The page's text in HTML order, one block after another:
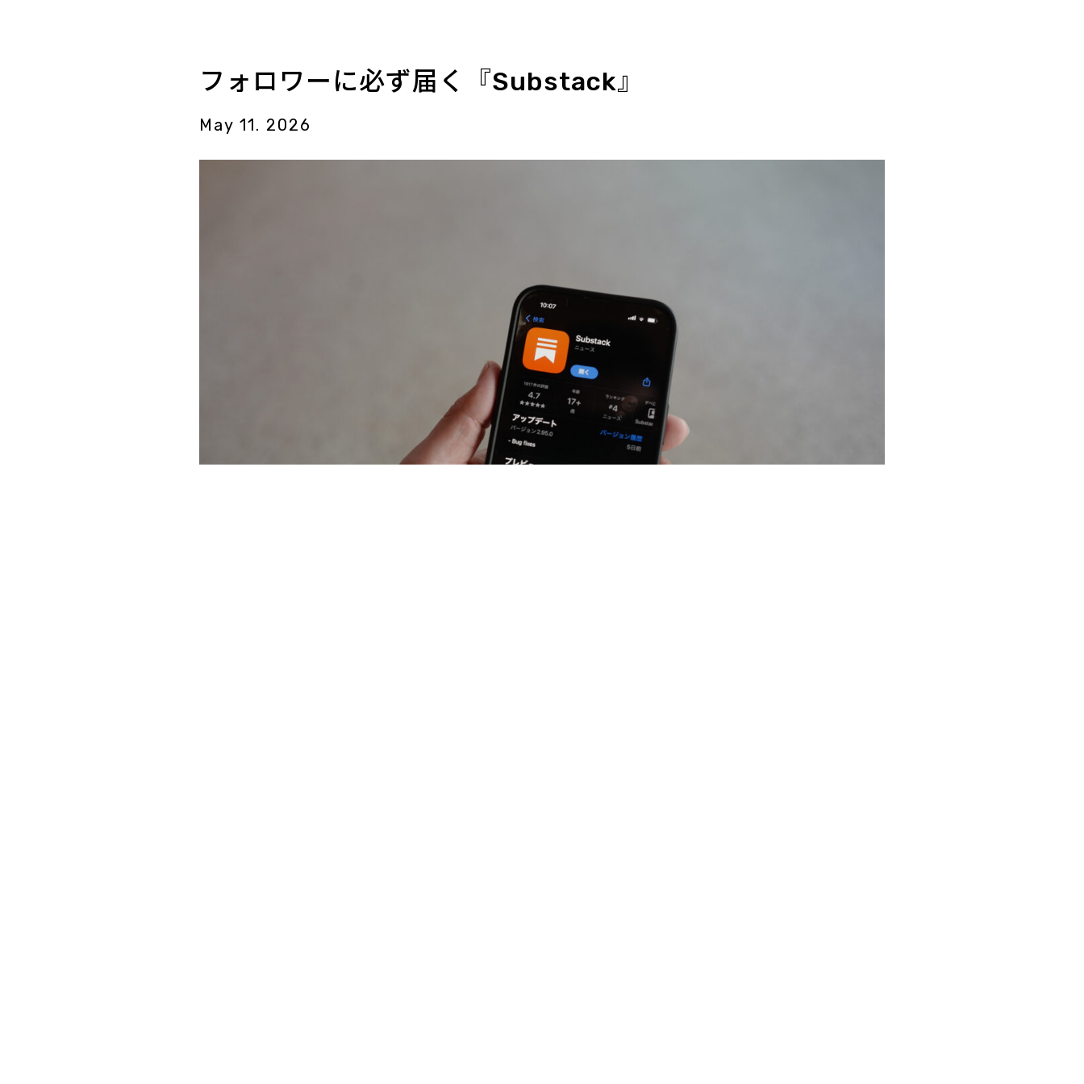
フォロワーに必ず届く『Substack』
May 11. 2026